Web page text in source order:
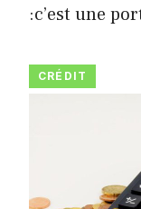
:c’est une
CRÉDIT